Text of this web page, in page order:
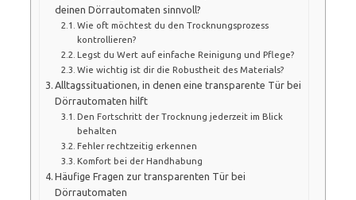
deinen Dörrautomaten sinnvoll?
Wie oft möchtest du den Trocknungsprozess
kontrollieren?
Legst du Wert auf einfache Reinigung und Pflege?
Wie wichtig ist dir die Robustheit des Materials?
Alltagssituationen, in denen eine transparente Tür bei
Dörrautomaten hilft
Den Fortschritt der Trocknung jederzeit im Blick
behalten
Fehler rechtzeitig erkennen
Komfort bei der Handhabung
Häufige Fragen zur transparenten Tür bei
Dörrautomaten